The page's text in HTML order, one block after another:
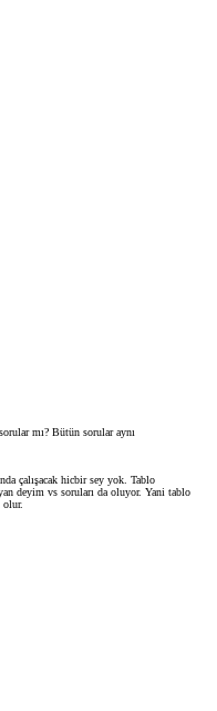
mı? Bütün sorular aynı
çalışacak hicbir sey yok. Tablo
deyim vs soruları da oluyor. Yani tablo
olur.